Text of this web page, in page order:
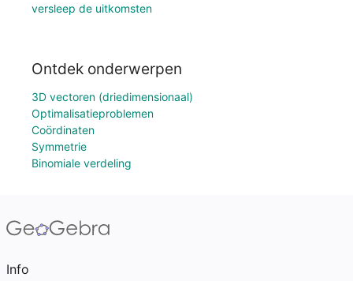
versleep de uitkomsten
Ontdek onderwerpen
3D vectoren (driedimensionaal)
Optimalisatieproblemen
Coördinaten
Symmetrie
Binomiale verdeling
Info